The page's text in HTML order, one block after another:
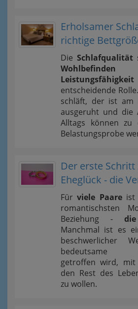
Erholsamer
richtige
Die Schlafqualität
Leistungsfähigkeit
entscheidende
schläft, der ist am
ausgeruht und die
Alltags können zu
Belastungsprobe
Der erste Schritt
Eheglück - die
Fürviele Paareist
romantischsten
Beziehung -
Manchmal ist es
beschwerlicher
bedeutsame
getroffen wird,
den Rest des
zu wollen.